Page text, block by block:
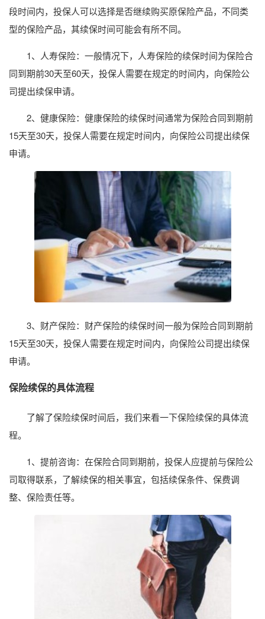
段时间内，投保人可以选择是否继续购买原保险产品，不同类
型的保险产品，其续保时间可能会有所不同。
1、人寿保险：一般情况下，人寿保险的续保时间为保险合
同到期前30天至60天，投保人需要在规定的时间内，向保险公
司提出续保申请。
2、健康保险：健康保险的续保时间通常为保险合同到期前
15天至30天，投保人需要在规定时间内，向保险公司提出续保
申请。
3、财产保险：财产保险的续保时间一般为保险合同到期前
15天至30天，投保人需要在规定时间内，向保险公司提出续保
申请。
保险续保的具体流程
了解了保险续保时间后，我们来看一下保险续保的具体流
程。
1、提前咨询：在保险合同到期前，投保人应提前与保险公
司取得联系，了解续保的相关事宜，包括续保条件、保费调
整、保险责任等。